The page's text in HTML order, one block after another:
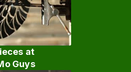
at
Guys